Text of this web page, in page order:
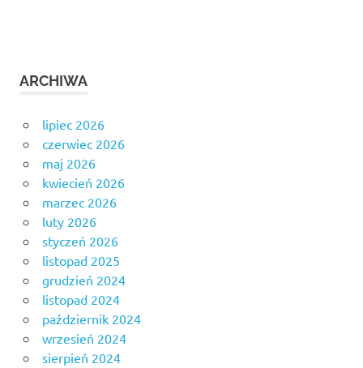
ARCHIWA
lipiec 2026
czerwiec 2026
maj 2026
kwiecień 2026
marzec 2026
luty 2026
styczeń 2026
listopad 2025
grudzień 2024
listopad 2024
październik 2024
wrzesień 2024
sierpień 2024